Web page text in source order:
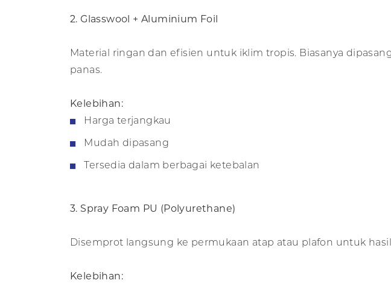
2. Glasswool + Aluminium Foil
Material ringan dan efisien untuk iklim tropis. Biasanya
panas.
Kelebihan:
Harga terjangkau
Mudah dipasang
Tersedia dalam berbagai ketebalan
3. Spray Foam PU (Polyurethane)
Disemprot langsung ke permukaan atap atau plafon untuk
Kelebihan: